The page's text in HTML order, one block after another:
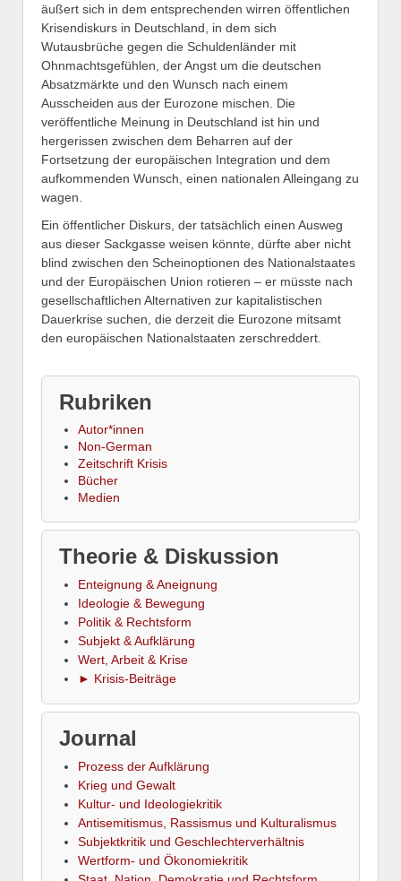
äußert sich in dem entsprechenden wirren öffentlichen
Krisendiskurs in Deutschland, in dem sich
Wutausbrüche gegen die Schuldenländer mit
Ohnmachtsgefühlen, der Angst um die deutschen
Absatzmärkte und den Wunsch nach einem
Ausscheiden aus der Eurozone mischen. Die
veröffentliche Meinung in Deutschland ist hin und
hergerissen zwischen dem Beharren auf der
Fortsetzung der europäischen Integration und dem
aufkommenden Wunsch, einen nationalen Alleingang zu
wagen.
Ein öffentlicher Diskurs, der tatsächlich einen Ausweg
aus dieser Sackgasse weisen könnte, dürfte aber nicht
blind zwischen den Scheinoptionen des Nationalstaates
und der Europäischen Union rotieren – er müsste nach
gesellschaftlichen Alternativen zur kapitalistischen
Dauerkrise suchen, die derzeit die Eurozone mitsamt
den europäischen Nationalstaaten zerschreddert.
Rubriken
Autor*innen
Non-German
Zeitschrift Krisis
Bücher
Medien
Theorie & Diskussion
Enteignung & Aneignung
Ideologie & Bewegung
Politik & Rechtsform
Subjekt & Aufklärung
Wert, Arbeit & Krise
► Krisis-Beiträge
Journal
Prozess der Aufklärung
Krieg und Gewalt
Kultur- und Ideologiekritik
Antisemitismus, Rassismus und Kulturalismus
Subjektkritik und Geschlechterverhältnis
Wertform- und Ökonomiekritik